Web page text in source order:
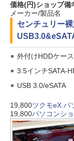
価格(円)ショップ備
メーカー/製品名
センチュリー
外付けHDDケース
3.5インチSATA-
USB 3.0/eSATA
19,800ツクモeX.パ
19,800パソコンシ